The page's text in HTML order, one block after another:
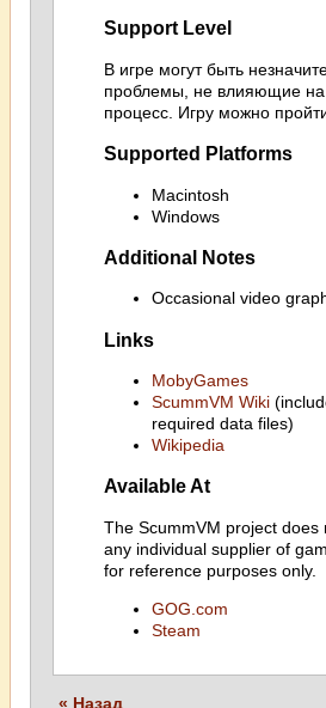
Support Level
В игре могут быть
проблемы, не влияющие на
процесс. Игру можно
Supported Platforms
Macintosh
Windows
Additional Notes
Occasional video
Links
MobyGames
ScummVM Wiki
required data files)
Wikipedia
Available At
The ScummVM project does
any individual supplier of
for reference purposes only.
GOG.com
Steam
« Назад